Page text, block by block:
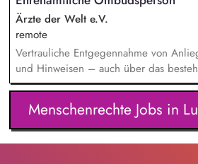
Schwerpunkt Ihrer Tätigkeit liegt in der
Weiterentwicklung des Dialogmarketing-
Weiterentwicklung des
und Koordination des Teams,
von Maßnahmen sowie Identifikation
Fundraisingpotenziale.
Ärzte der Welt e.V.
remote
Vertrauliche Entgegennahme von
und Hinweisen – auch über das
Vermittlung bei Konflikten und
Klärungsprozessen. Konzeption und
Schulungen und
Weiterentwicklung von Leitlinien,
Meldesystem. Förderung einer offenen
Menschenrechte Jobs in